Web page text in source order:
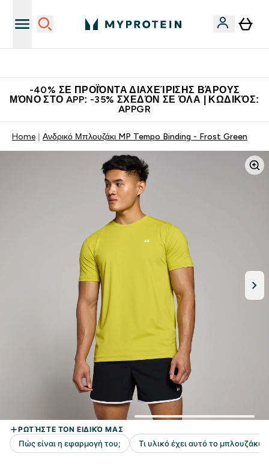
-40% ΣΕ ΠΡΟΪΌΝΤΑ ΔΙΑΧΕΊΡΙΣΗΣ ΒΆΡΟΥΣ
ΜΌΝΟ ΣΤΟ APP: -35% ΣΧΕΔΌΝ ΣΕ ΌΛΑ | ΚΩΔΙΚΌΣ:
APPGR
Home Ανδρικό Μπλουζάκι MP Tempo Binding - Frost Green